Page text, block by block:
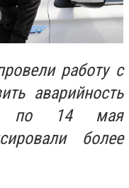
работу с
аварийность
по 14 мая
более